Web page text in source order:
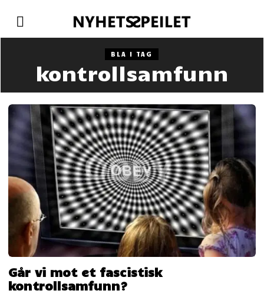
BLA I TAG
kontrollsamfunn
Går vi mot et fascistisk
kontrollsamfunn?